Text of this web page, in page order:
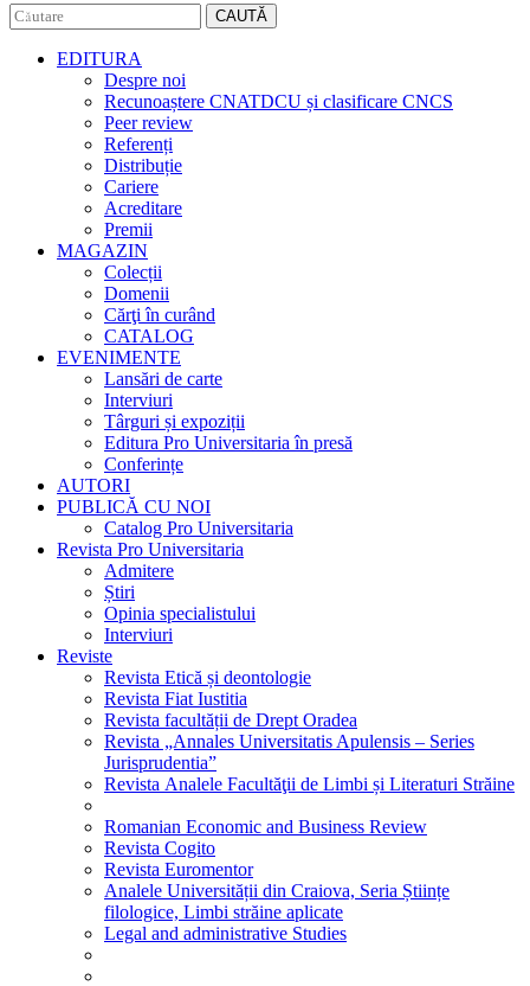
CAUTĂ
EDITURA
Despre noi
Recunoaștere CNATDCU și clasificare CNCS
Peer review
Referenți
Distribuție
Cariere
Acreditare
Premii
MAGAZIN
Colecții
Domenii
Cărţi în curând
CATALOG
EVENIMENTE
Lansări de carte
Interviuri
Târguri și expoziții
Editura Pro Universitaria în presă
Conferințe
AUTORI
PUBLICĂ CU NOI
Catalog Pro Universitaria
Revista Pro Universitaria
Admitere
Știri
Opinia specialistului
Interviuri
Reviste
Revista Etică și deontologie
Revista Fiat Iustitia
Revista facultății de Drept Oradea
Revista „Annales Universitatis Apulensis – Series
Jurisprudentia”
Revista Analele Facultăţii de Limbi și Literaturi Străine
Romanian Economic and Business Review
Revista Cogito
Revista Euromentor
Analele Universității din Craiova, Seria Științe
filologice, Limbi străine aplicate
Legal and administrative Studies